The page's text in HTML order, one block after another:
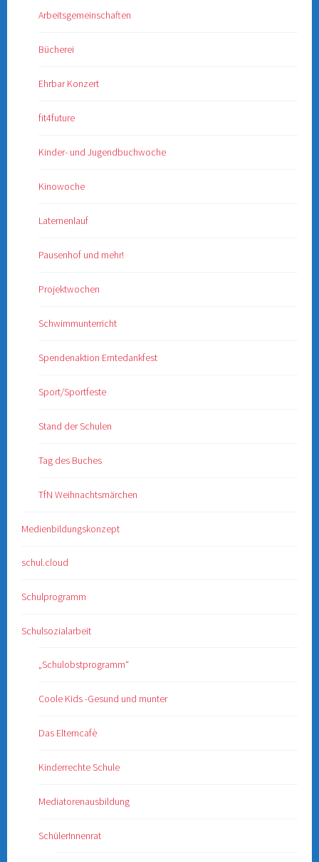
Arbeitsgemeinschaften
Bücherei
Ehrbar Konzert
fit4future
Kinder- und Jugendbuchwoche
Kinowoche
Laternenlauf
Pausenhof und mehr!
Projektwochen
Schwimmunterricht
Spendenaktion Erntedankfest
Sport/Sportfeste
Stand der Schulen
Tag des Buches
TfN Weihnachtsmärchen
Medienbildungskonzept
schul.cloud
Schulprogramm
Schulsozialarbeit
„Schulobstprogramm“
Coole Kids -Gesund und munter
Das Elterncafè
Kinderrechte Schule
Mediatorenausbildung
SchülerInnenrat